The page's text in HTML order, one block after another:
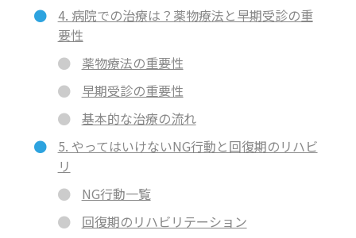
4. 病院での治療は？薬物療法と早期受診の重
要性
薬物療法の重要性
早期受診の重要性
基本的な治療の流れ
5. やってはいけないNG行動と回復期のリハビ
リ
NG行動一覧
回復期のリハビリテーション